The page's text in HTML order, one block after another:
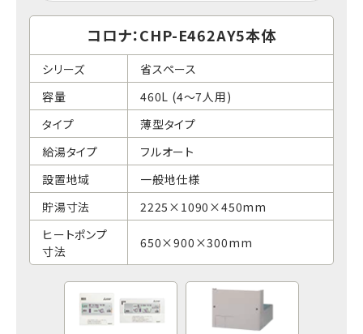
コロナ：CHP-E462AY5本体
シリーズ
省スペース
容量
460L (4～7人用)
タイプ
薄型タイプ
給湯タイプ
フルオート
設置地域
一般地仕様
貯湯寸法
2225×1090×450mm
ヒートポンプ
寸法
650×900×300mm